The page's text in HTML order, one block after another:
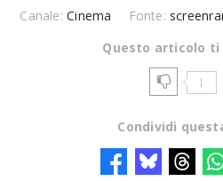
Canale:Cinema Fonte:
Questo articolo ti
1
Condividi